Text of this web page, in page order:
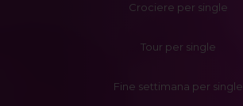
Crociere per single
Tour per single
Fine settimana per single